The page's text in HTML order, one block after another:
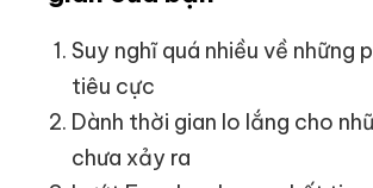
Suy nghĩ quá nhiều về những
tiêu cực
Dành thời gian lo lắng cho
chưa xảy ra